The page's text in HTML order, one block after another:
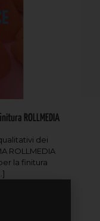
ROLLMEDIA
dei
ROLLMEDIA
la finitura